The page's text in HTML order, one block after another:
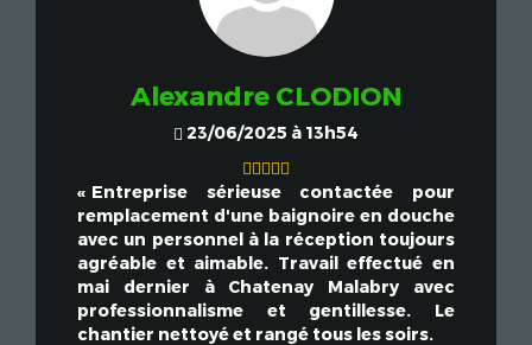
Alexandre CLODION
23/06/2025 à 13h54
Entreprise sérieuse contactée pour
remplacement d'une baignoire en douche
avec un personnel à la réception toujours
agréable et aimable. Travail effectué en
mai dernier à Chatenay Malabry avec
professionnalisme et gentillesse. Le
chantier nettoyé et rangé tous les soirs.